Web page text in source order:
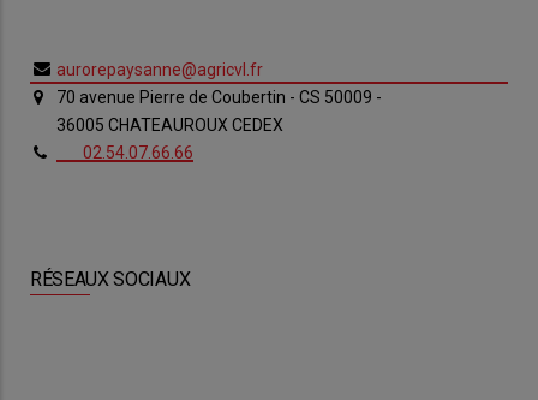
aurorepaysanne@agricvl.fr
70 avenue Pierre de Coubertin - CS 50009 -
36005 CHATEAUROUX CEDEX
02.54.07.66.66
RÉSEAUX SOCIAUX